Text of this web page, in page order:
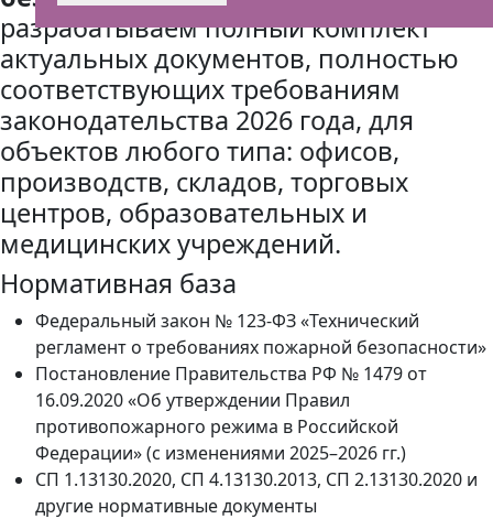
разрабатываем полный комплект
актуальных документов, полностью
соответствующих требованиям
законодательства 2026 года, для
объектов любого типа: офисов,
производств, складов, торговых
центров, образовательных и
медицинских учреждений.
Нормативная база
Федеральный закон № 123-ФЗ «Технический
регламент о требованиях пожарной безопасности»
Постановление Правительства РФ № 1479 от
16.09.2020 «Об утверждении Правил
противопожарного режима в Российской
Федерации» (с изменениями 2025–2026 гг.)
СП 1.13130.2020, СП 4.13130.2013, СП 2.13130.2020 и
другие нормативные документы